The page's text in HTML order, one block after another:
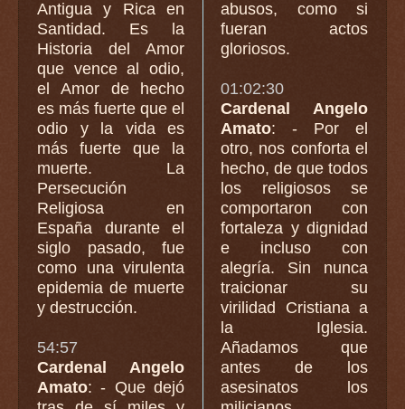
Antigua y Rica en
Santidad. Es la
Historia del Amor
que vence al odio,
el Amor de hecho
es más fuerte que el
odio y la vida es
más fuerte que la
muerte. La
Persecución
Religiosa en
España durante el
siglo pasado, fue
como una virulenta
epidemia de muerte
y destrucción.
54:57
Cardenal Angelo
Amato: - Que dejó
abusos, como si
fueran actos
gloriosos.
01:02:30
Cardenal Angelo
Amato: - Por el
otro, nos conforta el
hecho, de que todos
los religiosos se
comportaron con
fortaleza y dignidad
e incluso con
alegría. Sin nunca
traicionar su
virilidad Cristiana a
la Iglesia.
Añadamos que
antes de los
asesinatos los